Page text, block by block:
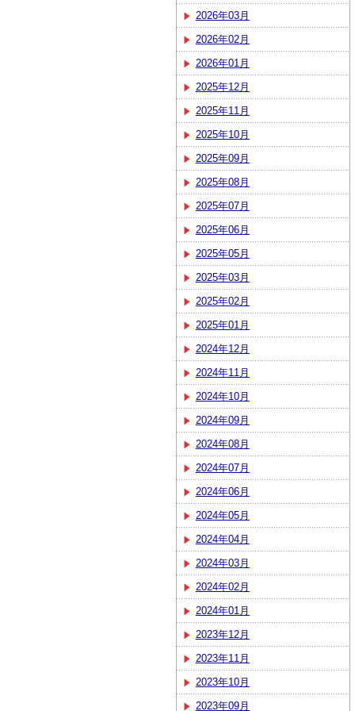
2026年03月
2026年02月
2026年01月
2025年12月
2025年11月
2025年10月
2025年09月
2025年08月
2025年07月
2025年06月
2025年05月
2025年03月
2025年02月
2025年01月
2024年12月
2024年11月
2024年10月
2024年09月
2024年08月
2024年07月
2024年06月
2024年05月
2024年04月
2024年03月
2024年02月
2024年01月
2023年12月
2023年11月
2023年10月
2023年09月